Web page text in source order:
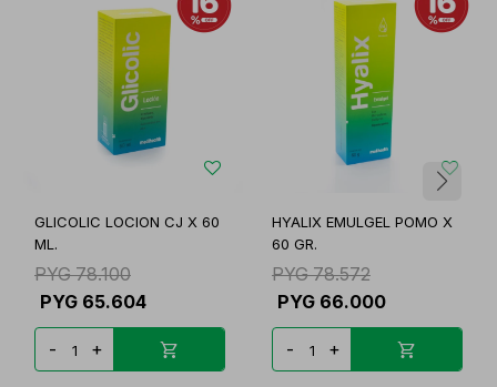
GLICOLIC LOCION CJ X 60
ML.
PYG 78.100
PYG 65.604
- +
HYALIX EMULGEL POMO X
60 GR.
PYG 78.572
PYG 66.000
- +